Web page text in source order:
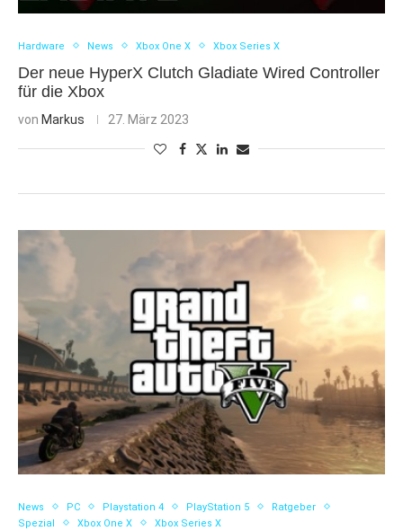
Hardware News Xbox One X Xbox Series X
Der neue HyperX Clutch Gladiate Wired Controller
für die Xbox
von Markus 27. März 2023
News PC Playstation 4 PlayStation 5
Ratgeber
Spezial
Xbox One X Xbox Series X